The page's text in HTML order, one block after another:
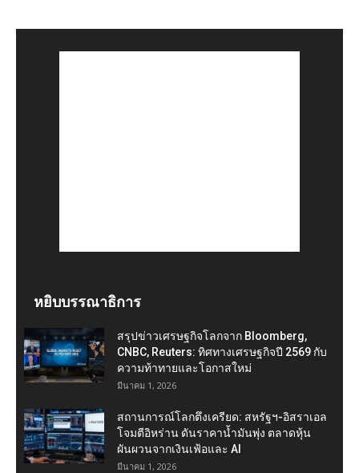
หยิบบรรณาธิการ
สรุปข่าวเศรษฐกิจโลกจาก Bloomberg,
CNBC, Reuters: ทิศทางเศรษฐกิจปี 2569 กับ
ความท้าทายและโอกาสใหม่
มีนาคม 1, 2026
สถานการณ์โลกตึงเครียด: สหรัฐฯ-อิสราเอล
โจมตีอิหร่าน ดันราคาน้ำมันพุ่ง ตลาดหุ้น
ผันผวนจากเงินเฟ้อและ AI
มีนาคม 1, 2026